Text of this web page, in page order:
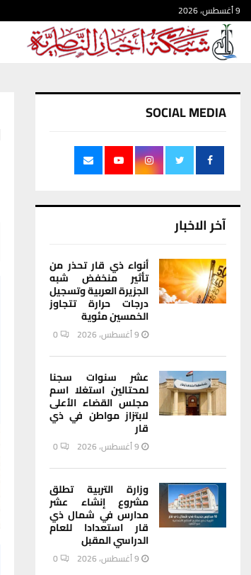
9 أغسطس، 2026
SOCIAL MEDIA
آخر الاخبار
أنواء ذي قار تحذر من
تأثير منخفض شبه
الجزيرة العربية وتسجيل
درجات حرارة تتجاوز
الخمسين مئوية
9 أغسطس، 2026 0
عشر سنوات سجنا
لمحتالين استغلا اسم
مجلس القضاء الأعلى
لابتزاز مواطن في ذي
قار
9 أغسطس، 2026 0
وزارة التربية تطلق
مشروع إنشاء عشر
مدارس في شمال ذي
قار استعدادا للعام
الدراسي المقبل
9 أغسطس، 2026 0